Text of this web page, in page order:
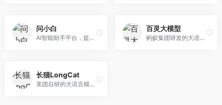
问小白
AI智能助手平台，提供知识问答、文本创作、文档处理等服务。面向普通用户和职场人士，操作简便，响应速度快，支持多场景应用。
百灵大模型
蚂蚁集团研发的大语言模型平台，专注于金融科技和企业服务。面向金融机构和企业客户，提供智能客服、风险分析、文档处理等服务，金融场景理解深入。
长猫LongCat
美团自研的大语言模型对话平台，专注于本地生活服务场景。面向美团生态用户，提供智能推荐、服务问答等功能，本地生活知识覆盖全面。